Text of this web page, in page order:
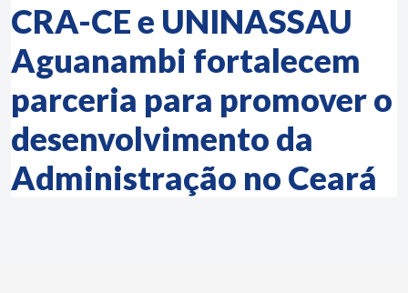
CRA-CE e UNINASSAU
Aguanambi fortalecem
parceria para promover o
desenvolvimento da
Administração no Ceará